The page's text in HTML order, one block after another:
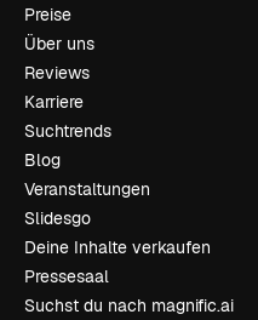
Preise
Über uns
Reviews
Karriere
Suchtrends
Blog
Veranstaltungen
Slidesgo
Deine Inhalte verkaufen
Pressesaal
Suchst du nach magnific.ai